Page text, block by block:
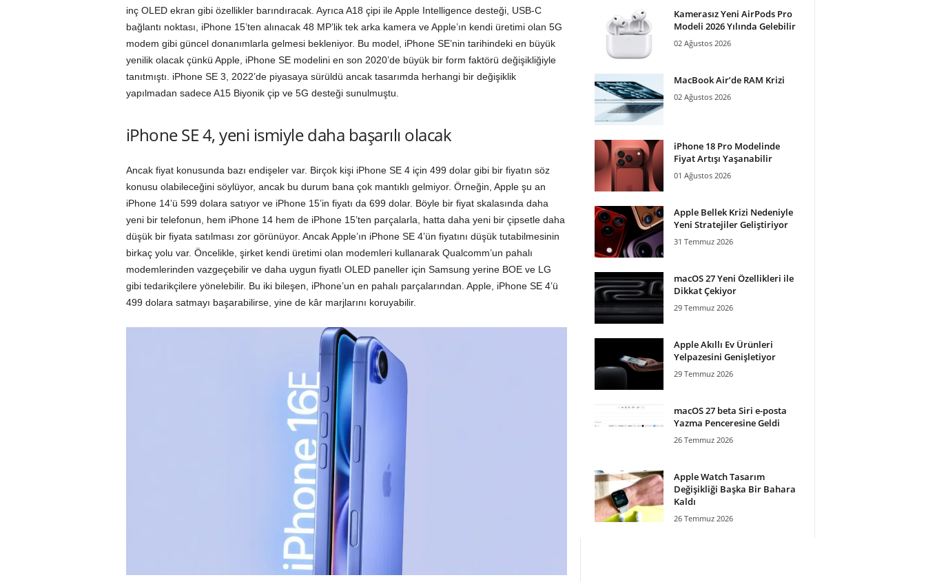
inç OLED ekran gibi özellikler barındıracak. Ayrıca A18 çipi ile Apple Intelligence desteği, USB-C
bağlantı noktası, iPhone 15’ten alınacak 48 MP’lik tek arka kamera ve Apple’ın kendi üretimi olan 5G
modem gibi güncel donanımlarla gelmesi bekleniyor. Bu model, iPhone SE’nin tarihindeki en büyük
yenilik olacak çünkü Apple, iPhone SE modelini en son 2020’de büyük bir form faktörü değişikliğiyle
tanıtmıştı. iPhone SE 3, 2022’de piyasaya sürüldü ancak tasarımda herhangi bir değişiklik
yapılmadan sadece A15 Biyonik çip ve 5G desteği sunulmuştu.
iPhone SE 4, yeni ismiyle daha başarılı olacak
Ancak fiyat konusunda bazı endişeler var. Birçok kişi iPhone SE 4 için 499 dolar gibi bir fiyatın söz
konusu olabileceğini söylüyor, ancak bu durum bana çok mantıklı gelmiyor. Örneğin, Apple şu an
iPhone 14’ü 599 dolara satıyor ve iPhone 15’in fiyatı da 699 dolar. Böyle bir fiyat skalasında daha
yeni bir telefonun, hem iPhone 14 hem de iPhone 15’ten parçalarla, hatta daha yeni bir çipsetle daha
düşük bir fiyata satılması zor görünüyor. Ancak Apple’ın iPhone SE 4’ün fiyatını düşük tutabilmesinin
birkaç yolu var. Öncelikle, şirket kendi üretimi olan modemleri kullanarak Qualcomm’un pahalı
modemlerinden vazgeçebilir ve daha uygun fiyatlı OLED paneller için Samsung yerine BOE ve LG
gibi tedarikçilere yönelebilir. Bu iki bileşen, iPhone’un en pahalı parçalarından. Apple, iPhone SE 4’ü
499 dolara satmayı başarabilirse, yine de kâr marjlarını koruyabilir.
Kamerasız Yeni AirPods Pro
Modeli 2026 Yılında Gelebilir
02 Ağustos 2026
MacBook Air’de RAM Krizi
02 Ağustos 2026
iPhone 18 Pro Modelinde
Fiyat Artışı Yaşanabilir
01 Ağustos 2026
Apple Bellek Krizi Nedeniyle
Yeni Stratejiler Geliştiriyor
31 Temmuz 2026
macOS 27 Yeni Özellikleri ile
Dikkat Çekiyor
29 Temmuz 2026
Apple Akıllı Ev Ürünleri
Yelpazesini Genişletiyor
29 Temmuz 2026
macOS 27 beta Siri e-posta
Yazma Penceresine Geldi
26 Temmuz 2026
Apple Watch Tasarım
Değişikliği Başka Bir Bahara
Kaldı
26 Temmuz 2026